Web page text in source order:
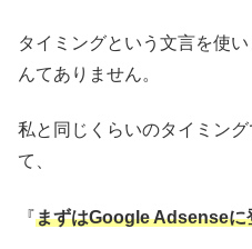
タイミングという文言を使
んてありません。
私と同じくらいのタイミン
て、
『まずはGoogle Adsenseに